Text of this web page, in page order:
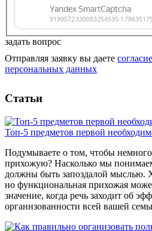
задать вопрос
Отправляя заявку вы даете согласие
персональных данных
Статьи
Топ-5 предметов первой
Подумываете о том, чтобы
прихожую? Насколько мы
должны быть запоздалой мыслью.
но функциональная прихожая
значение, когда речь заходит об
организованности всей вашей